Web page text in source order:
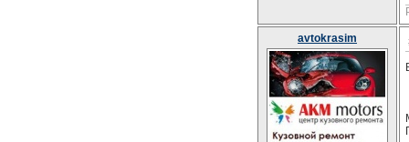
avtokrasim